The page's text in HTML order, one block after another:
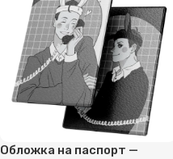
Обложка на паспорт —